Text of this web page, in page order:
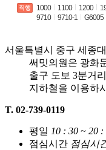
1000
1100 1200
9710
9710-1 G6005
서울특별시 중구 세종
써밋의원은 광화
출구 도보 3분거
지하철을 이용하
T. 02-739-0119
평일 10 : 30 ~ 20 :
점심시간 점심시